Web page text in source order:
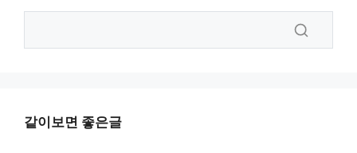
같이보면 좋은글